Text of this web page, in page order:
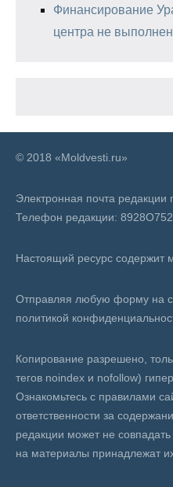
Финансирование
центра не
© 2018 «Moldvesti.ru»
Электронная почта
Телефон редакции:
Настоящий ресурс содержит
Отправляя любую форму на
политикой
Копирование разрешено,
тегов noindex и nofollow)
Ознакомьтесь с правилами
ответственности за
редакции может не
на материалы принадлежат